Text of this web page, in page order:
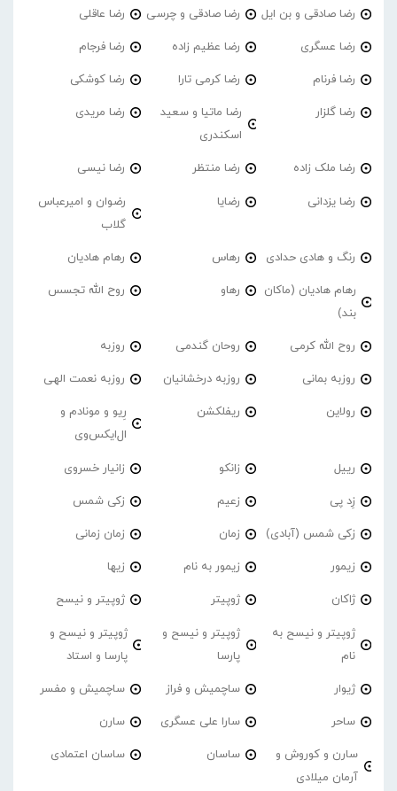
رضا صادقی و بن ایل رضا صادقی و چرسی رضا عاقلی
رضا عسگری رضا عظیم زاده رضا فرجام
رضا فرنام رضا کرمی تارا رضا کوشکی
رضا گلزار
رضا ماتیا و سعید
اسکندری
رضا مریدی
رضا ملک زاده رضا منتظر رضا نیسی
رضا یزدانی رضایا
رضوان و امیرعباس
گلاب
رنگ و هادی حدادی رهاس رهام هادیان
رهام هادیان (ماکان
بند)
رهاو روح الله تجسس
روح الله کرمی روحان گندمی روزبه
روزبه بمانی روزبه درخشانیان روزبه نعمت الهی
رولاین ریفلکشن
رِیو و مونادم و
ال‌ایکس‌وی
رییل زانکو زانیار خسروی
زِد پی زعیم زکی شمس
زکی شمس (آبادی) زمان زمان زمانی
زیمور زیمور به نام زیها
ژاکان ژوپیتر ژوپیتر و نیسح
ژوپیتر و نیسح به
نام
ژوپیتر و نیسح و
پارسا
ژوپیتر و نیسح و
پارسا و استاد
ژیوار ساچمیش و فراز ساچمیش و مفسر
ساحر سارا علی عسگری سارن
سارن و کوروش و
آرمان میلادی
ساسان ساسان اعتمادی